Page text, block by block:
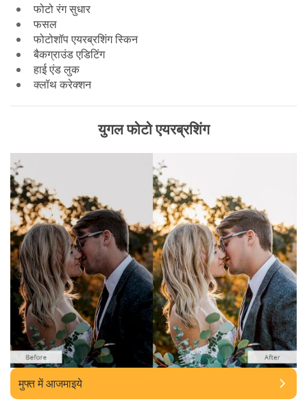
फोटो रंग सुधार
फसल
फोटोशॉप एयरब्रशिंग स्किन
बैकग्राउंड एडिटिंग
हाई एंड लुक
क्लॉथ करेक्शन
युगल फोटो एयरब्रशिंग
मुफ्त में आजमाइये